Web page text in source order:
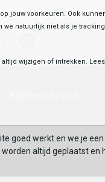
Mijn Account
jouw voorkeuren. Ook
we natuurlijk niet als je
wijzigen of intrekken.
goed werkt en we je
altijd geplaatst en